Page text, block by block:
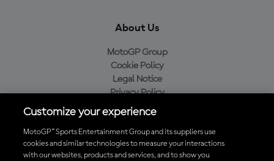
About Us
MotoGP Group
Cookie Policy
Legal Notice
Privacy Policy
Purchase Policy
Baixe o aplicativo oficial da MotoGP™
Customize your experience
MotoGP™ Sports Entertainment Group and its suppliers use
cookies and similar technologies to measure your interactions
with our websites, products and services, and to show you